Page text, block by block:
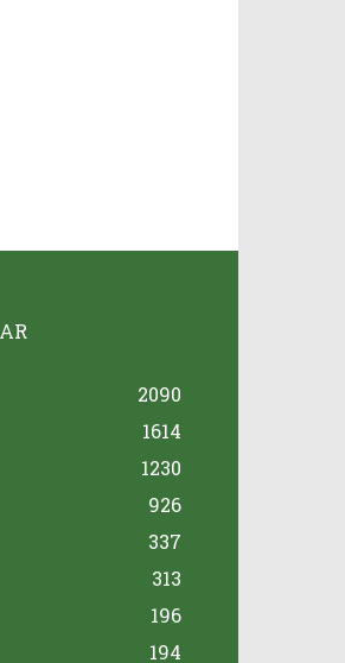
2090
1614
1230
926
337
313
196
194